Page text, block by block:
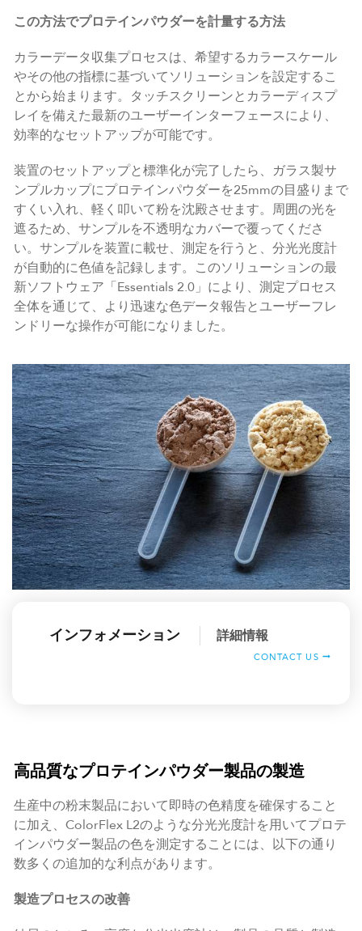
この方法でプロテインパウダーを計量する方法
カラーデータ収集プロセスは、希望するカラースケール
やその他の指標に基づいてソリューションを設定するこ
とから始まります。タッチスクリーンとカラーディスプ
レイを備えた最新のユーザーインターフェースにより、
効率的なセットアップが可能です。
装置のセットアップと標準化が完了したら、ガラス製サ
ンプルカップにプロテインパウダーを25mmの目盛りまで
すくい入れ、軽く叩いて粉を沈殿させます。周囲の光を
遮るため、サンプルを不透明なカバーで覆ってくださ
い。サンプルを装置に載せ、測定を行うと、分光光度計
が自動的に色値を記録します。このソリューションの最
新ソフトウェア「Essentials 2.0」により、測定プロセス
全体を通じて、より迅速な色データ報告とユーザーフレ
ンドリーな操作が可能になりました。
インフォメーション 詳細情報
CONTACT US
高品質なプロテインパウダー製品の製造
生産中の粉末製品において即時の色精度を確保すること
に加え、ColorFlex L2のような分光光度計を用いてプロテ
インパウダー製品の色を測定することには、以下の通り
数多くの追加的な利点があります。
製造プロセスの改善